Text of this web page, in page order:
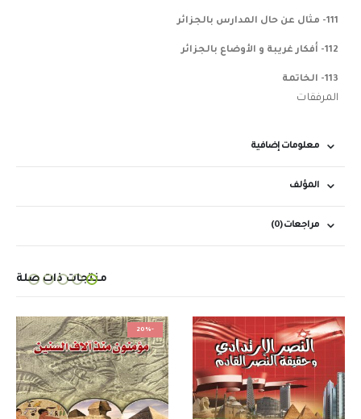
111- مثال عن حال المدارس بالجزائر
112- أفكار غريبة و الأوضاع بالجزائر
113- الخاتمة
المرفقات
معلومات إضافية
المؤلف
مراجعات (0)
منتجات ذات صلة
-20%